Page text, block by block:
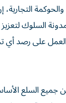
السلوك لتعزيز
على رصد أي
السلع